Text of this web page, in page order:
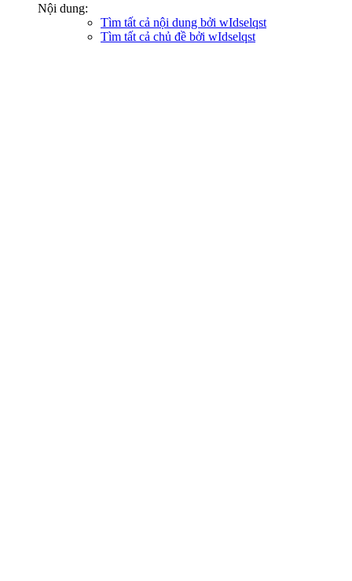
Nội dung:
Tìm tất cả nội dung bởi wIdselqst
Tìm tất cả chủ đề bởi wIdselqst